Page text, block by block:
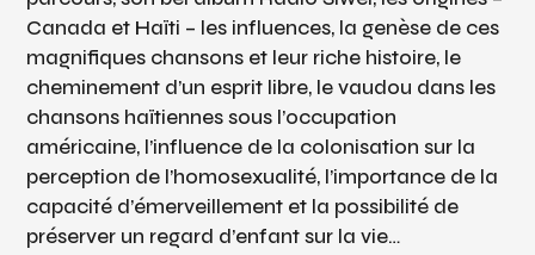
Canada et Haïti – les influences, la genèse de ces
magnifiques chansons et leur riche histoire, le
cheminement d’un esprit libre, le vaudou dans les
chansons haïtiennes sous l’occupation
américaine, l’influence de la colonisation sur la
perception de l’homosexualité, l’importance de la
capacité d’émerveillement et la possibilité de
préserver un regard d’enfant sur la vie…